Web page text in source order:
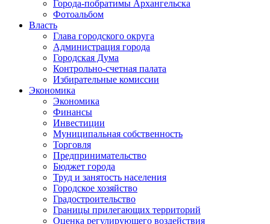
Города-побратимы Архангельска
Фотоальбом
Власть
Глава городского округа
Администрация города
Городская Дума
Контрольно-счетная палата
Избирательные комиссии
Экономика
Экономика
Финансы
Инвестиции
Муниципальная собственность
Торговля
Предпринимательство
Бюджет города
Труд и занятость населения
Городское хозяйство
Градостроительство
Границы прилегающих территорий
Оценка регулирующего воздействия